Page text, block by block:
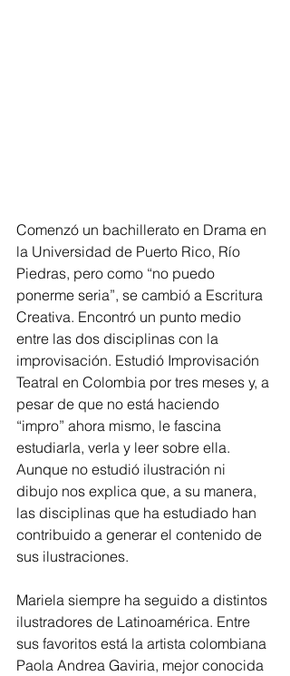
Comenzó un bachillerato en Drama en
la Universidad de Puerto Rico, Río
Piedras, pero como “no puedo
ponerme seria”, se cambió a Escritura
Creativa. Encontró un punto medio
entre las dos disciplinas con la
improvisación. Estudió Improvisación
Teatral en Colombia por tres meses y, a
pesar de que no está haciendo
“impro” ahora mismo, le fascina
estudiarla, verla y leer sobre ella.
Aunque no estudió ilustración ni
dibujo nos explica que, a su manera,
las disciplinas que ha estudiado han
contribuido a generar el contenido de
sus ilustraciones.
Mariela siempre ha seguido a distintos
ilustradores de Latinoamérica. Entre
sus favoritos está la artista colombiana
Paola Andrea Gaviria, mejor conocida